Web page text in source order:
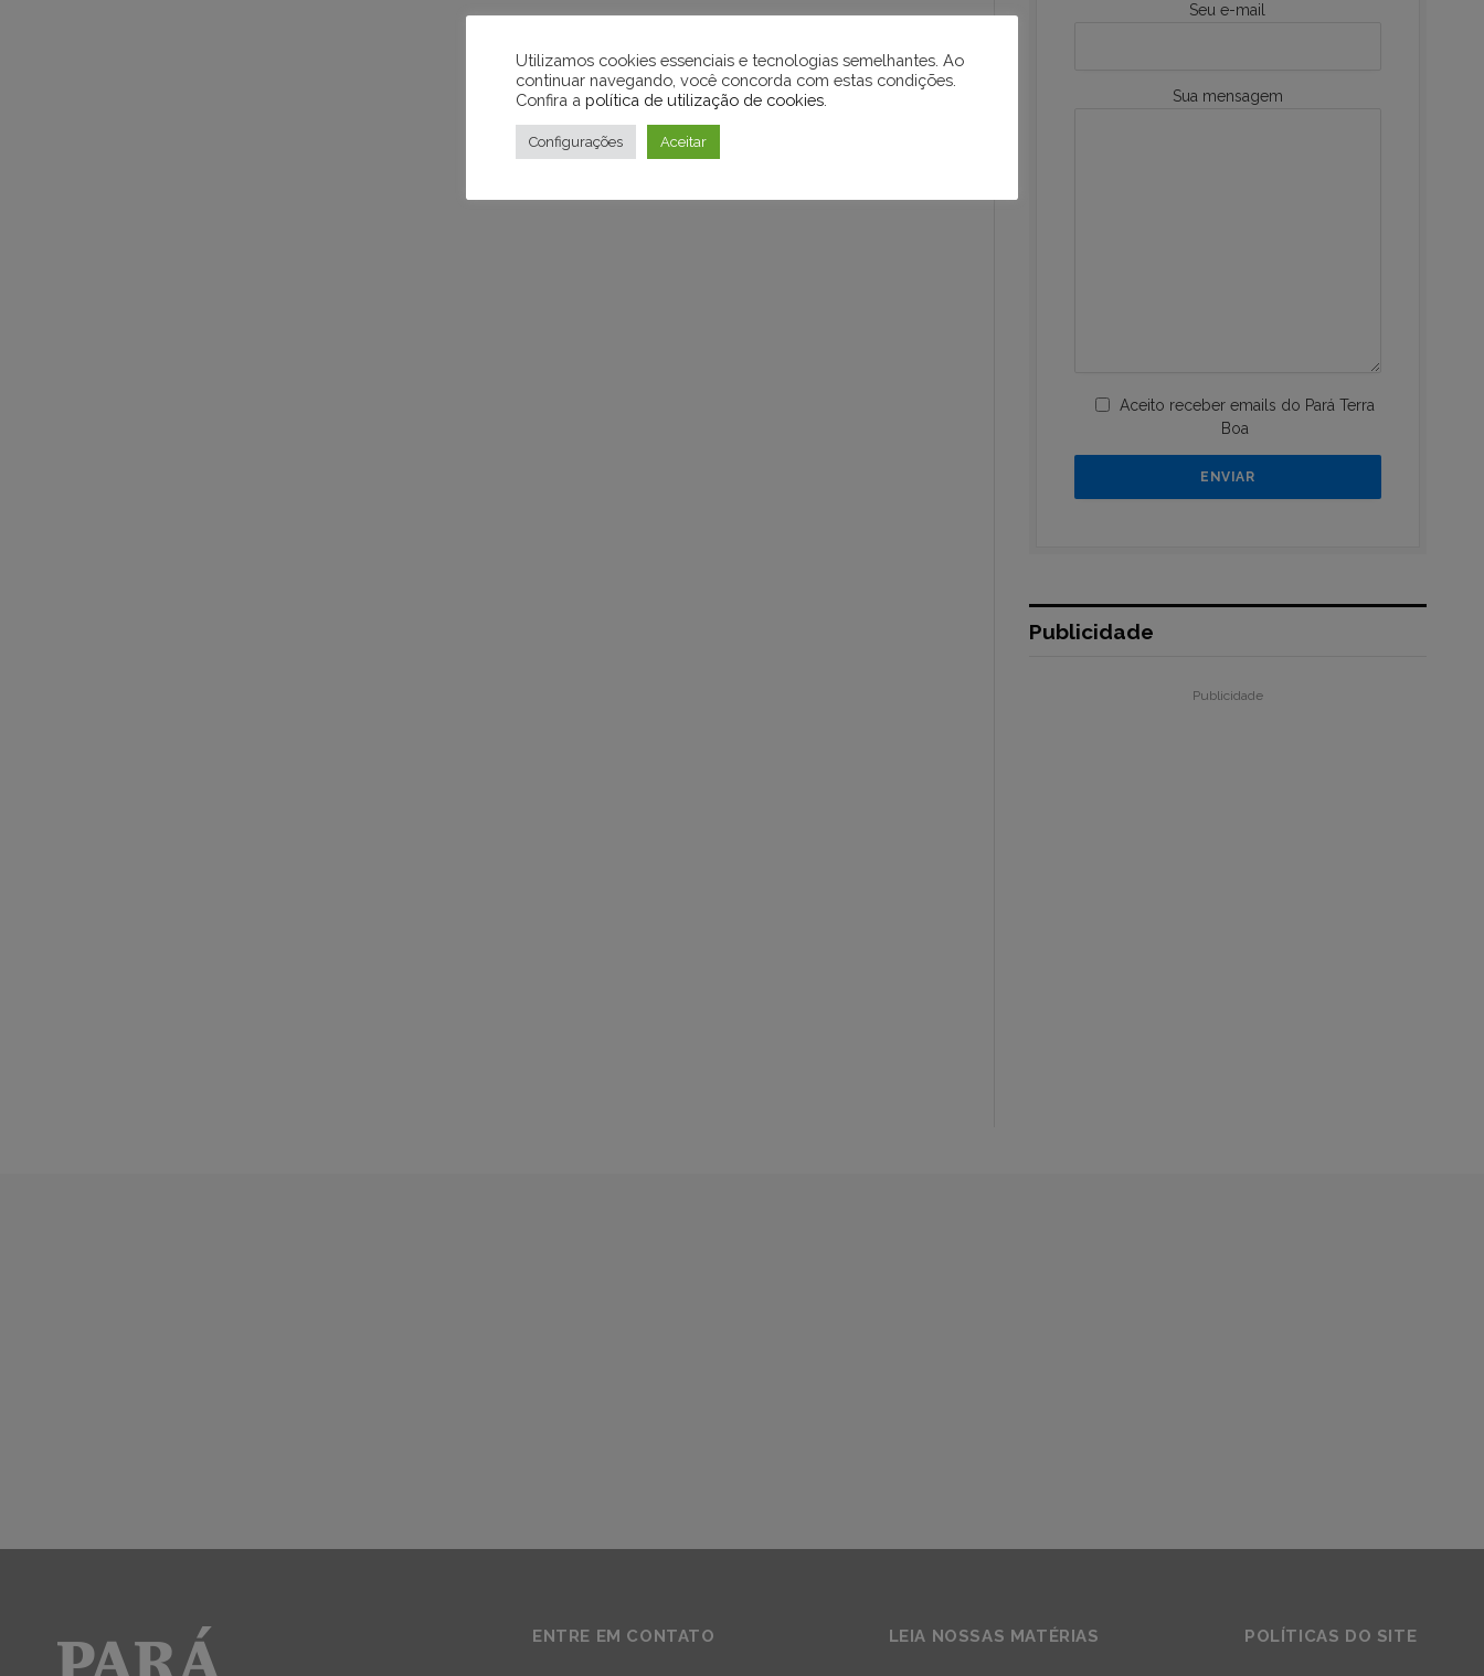
Seu e-mail
Sua mensagem
Aceito receber emails do Pará Terra
Boa
Publicidade
Publicidade
ENTRE EM CONTATO LEIA NOSSAS MATÉRIAS POLÍTICAS DO SITE
Utilizamos cookies essenciais e tecnologias semelhantes. Ao
continuar navegando, você concorda com estas condições.
Confira a política de utilização de cookies
Configurações Aceitar